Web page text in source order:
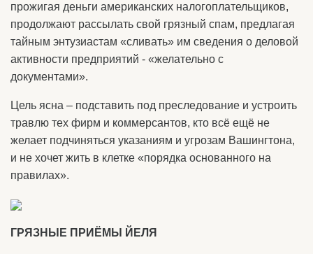
прожигая деньги американских налогоплательщиков,
продолжают рассылать свой грязный спам, предлагая
тайным энтузиастам «сливать» им сведения о деловой
активности предприятий - «желательно с
документами».
Цель ясна – подставить под преследование и устроить
травлю тех фирм и коммерсантов, кто всё ещё не
желает подчиняться указаниям и угрозам Вашингтона,
и не хочет жить в клетке «порядка основанного на
правилах».
ГРЯЗНЫЕ ПРИЁМЫ ЙЕЛЯ